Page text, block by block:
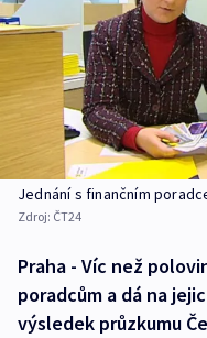
Jednání s finančním
Zdroj: ČT24
Praha - Víc než
poradcům a dá na
výsledek průzkumu